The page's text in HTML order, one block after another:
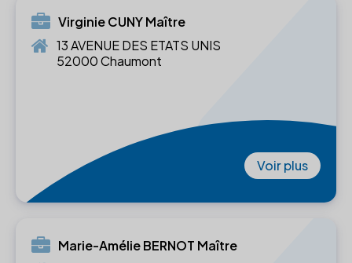
Virginie CUNY Maître
13 AVENUE DES ETATS UNIS
52000 Chaumont
Voir plus
Marie-Amélie BERNOT Maître